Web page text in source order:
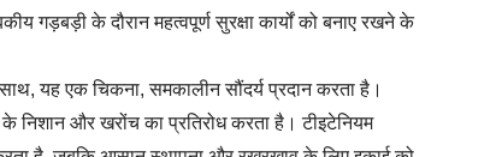
गड़बड़ी के दौरान महत्वपूर्ण सुरक्षा कार्यों को बनाए रखने के
यह एक चिकना, समकालीन सौंदर्य प्रदान करता है।
के निशान और खरोंच का प्रतिरोध करता है।टीइटेनियम